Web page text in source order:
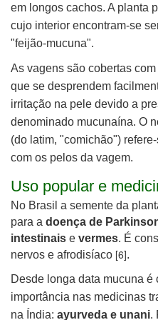
em longos cachos. A planta
cujo interior encontram-se
"feijão-mucuna".
As vagens são cobertas
que se desprendem
irritação na pele devido a
denominado mucunaína. O
(do latim, "comichão")
com os pelos da vagem.
Uso popular e
No Brasil a semente da
para a doença de
intestinais e vermes. É
nervos e afrodisíaco [6].
Desde longa data mucuna é
importância nas medicinas
na Índia: ayurveda e unani.